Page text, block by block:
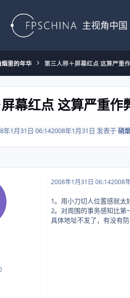
主视角中国
烟里的年华 第三人称＋屏幕红点 这算严重
幕红点 这算严重作
年1月31日 06:142008年1月31日 发表于硝
积分
2008年1月31日 06:142008
1。用小刀切人位置感就太
2。对周围的事务感知比第
具体地址不发了，有没有防